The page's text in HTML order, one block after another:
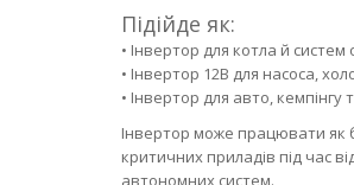
Підійде як:
• Інвертор для котла й систем
• Інвертор 12В для насоса,
• Інвертор для авто,
Інвертор може працювати як
критичних приладів під час
автономних систем.